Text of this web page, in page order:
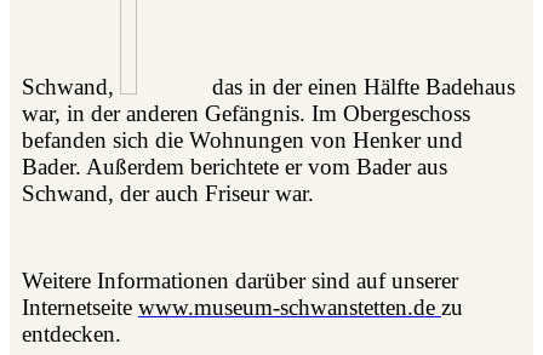
Schwand,
das in der einen Hälfte Badehaus
war, in der anderen Gefängnis. Im Obergeschoss
befanden sich die Wohnungen von Henker und
Bader. Außerdem berichtete er vom Bader aus
Schwand, der auch Friseur war.
Weitere Informationen darüber sind auf unserer
Internetseite www.museum-schwanstetten.de zu
entdecken.